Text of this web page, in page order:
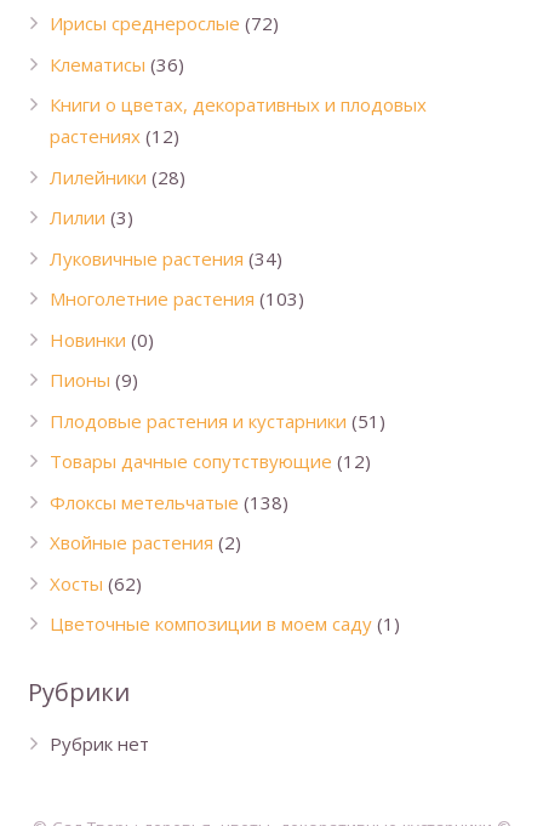
Ирисы среднерослые (72)
Клематисы (36)
Книги о цветах, декоративных и плодовых
растениях (12)
Лилейники (28)
Лилии (3)
Луковичные растения (34)
Многолетние растения (103)
Новинки (0)
Пионы (9)
Плодовые растения и кустарники (51)
Товары дачные сопутствующие (12)
Флоксы метельчатые (138)
Хвойные растения (2)
Хосты (62)
Цветочные композиции в моем саду (1)
Рубрики
Рубрик нет